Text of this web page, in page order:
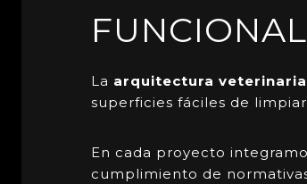
La arquitectura veterinaria
superficies fáciles de
En cada proyecto
cumplimiento de